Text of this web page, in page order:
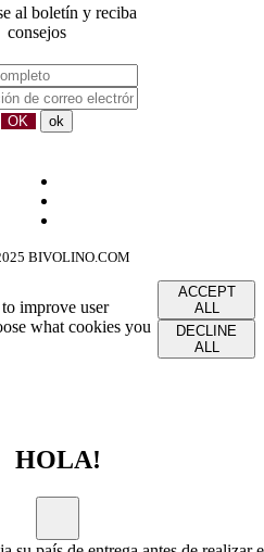
al boletín y reciba
consejos
BIVOLINO.COM
improve user
what cookies you
ACCEPT
ALL
DECLINE
ALL
HOLA!